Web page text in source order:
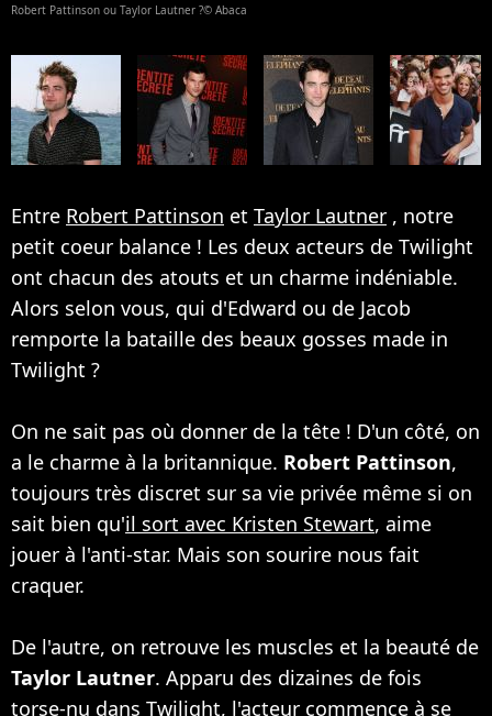
Robert Pattinson ou Taylor Lautner ?© Abaca
Entre Robert Pattinson et Taylor Lautner , notre
petit coeur balance ! Les deux acteurs de Twilight
ont chacun des atouts et un charme indéniable.
Alors selon vous, qui d'Edward ou de Jacob
remporte la bataille des beaux gosses made in
Twilight ?
On ne sait pas où donner de la tête ! D'un côté, on
a le charme à la britannique. Robert Pattinson,
toujours très discret sur sa vie privée même si on
sait bien qu'il sort avec Kristen Stewart, aime
jouer à l'anti-star. Mais son sourire nous fait
craquer.
De l'autre, on retrouve les muscles et la beauté de
Taylor Lautner. Apparu des dizaines de fois
torse-nu dans Twilight, l'acteur commence à se